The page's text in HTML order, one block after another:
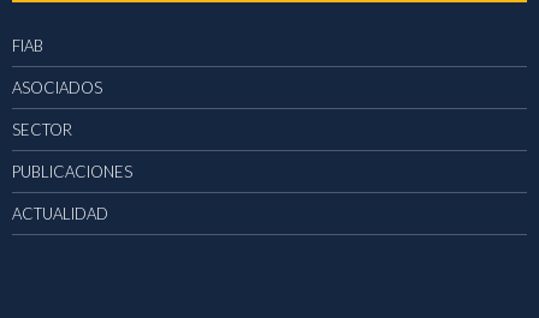
FIAB
ASOCIADOS
SECTOR
PUBLICACIONES
ACTUALIDAD